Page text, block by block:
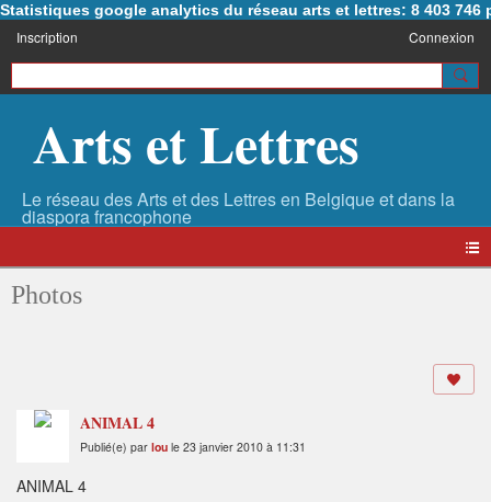
Statistiques google analytics du réseau arts et lettres: 8 403 746
Inscription Connexion
Arts et Lettres
Photos
ANIMAL 4
Publié(e) par lou le 23 janvier 2010 à 11:31
ANIMAL 4